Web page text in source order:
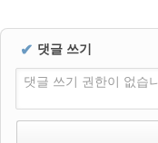
✔ 댓글 쓰기
댓글 쓰기 권한이 없습